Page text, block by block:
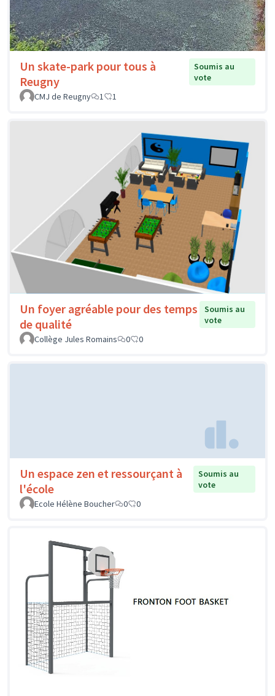
Un skate-park pour tous à
Reugny
Soumis au
vote
CMJ de Reugny
1 1
Un foyer agréable pour des temps
de qualité
Soumis au
vote
Collège Jules Romains
0 0
Un espace zen et ressourçant à
l'école
Soumis au
vote
Ecole Hélène Boucher
0 0